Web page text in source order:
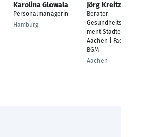
Karolina Glowala
Personalmanagerin
Hamburg
Jörg Kreitz
Berater
Gesundheitsmanage
ment StädteRegion
Aachen | Fachkraft
BGM
Aachen